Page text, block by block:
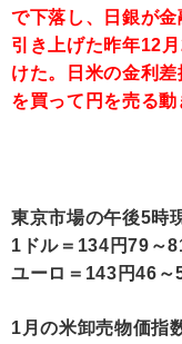
で下落し、日銀が
引き上げた昨年12
けた。日米の金利
を買って円を売る動
東京市場の午後5時
1ドル＝134円79～
ユーロ＝143円46～
1月の米卸売物価指